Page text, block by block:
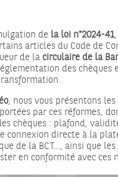
de la loi n°2024-41
articles du Code de
de la circulaire de la
des chèques
, nous vous présentons
par ces réformes,
chèques : plafond,
connexion directe à la
de la BCT…, ainsi que
en conformité avec ces